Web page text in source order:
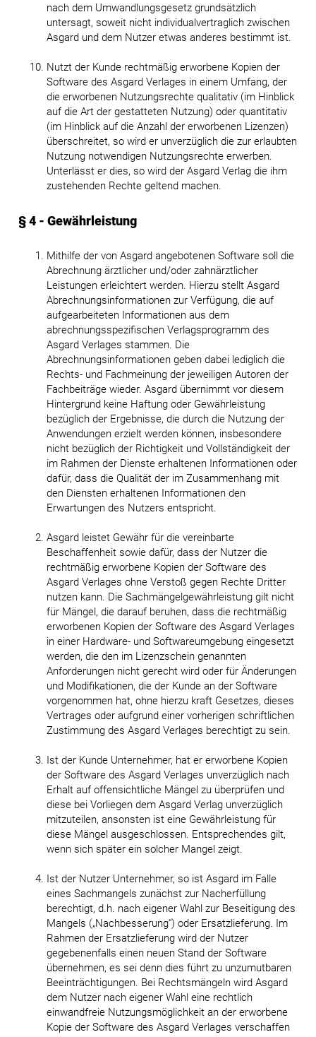
nach dem Umwandlungsgesetz grundsätzlich
untersagt, soweit nicht individualvertraglich zwischen
Asgard und dem Nutzer etwas anderes bestimmt ist.
Nutzt der Kunde rechtmäßig erworbene Kopien der
Software des Asgard Verlages in einem Umfang, der
die erworbenen Nutzungsrechte qualitativ (im Hinblick
auf die Art der gestatteten Nutzung) oder quantitativ
(im Hinblick auf die Anzahl der erworbenen Lizenzen)
überschreitet, so wird er unverzüglich die zur erlaubten
Nutzung notwendigen Nutzungsrechte erwerben.
Unterlässt er dies, so wird der Asgard Verlag die ihm
zustehenden Rechte geltend machen.
§ 4 - Gewährleistung
Mithilfe der von Asgard angebotenen Software soll die
Abrechnung ärztlicher und/oder zahnärztlicher
Leistungen erleichtert werden. Hierzu stellt Asgard
Abrechnungsinformationen zur Verfügung, die auf
aufgearbeiteten Informationen aus dem
abrechnungsspezifischen Verlagsprogramm des
Asgard Verlages stammen. Die
Abrechnungsinformationen geben dabei lediglich die
Rechts- und Fachmeinung der jeweiligen Autoren der
Fachbeiträge wieder. Asgard übernimmt vor diesem
Hintergrund keine Haftung oder Gewährleistung
bezüglich der Ergebnisse, die durch die Nutzung der
Anwendungen erzielt werden können, insbesondere
nicht bezüglich der Richtigkeit und Vollständigkeit der
im Rahmen der Dienste erhaltenen Informationen oder
dafür, dass die Qualität der im Zusammenhang mit
den Diensten erhaltenen Informationen den
Erwartungen des Nutzers entspricht.
Asgard leistet Gewähr für die vereinbarte
Beschaffenheit sowie dafür, dass der Nutzer die
rechtmäßig erworbene Kopien der Software des
Asgard Verlages ohne Verstoß gegen Rechte Dritter
nutzen kann. Die Sachmängelgewährleistung gilt nicht
für Mängel, die darauf beruhen, dass die rechtmäßig
erworbenen Kopien der Software des Asgard Verlages
in einer Hardware- und Softwareumgebung eingesetzt
werden, die den im Lizenzschein genannten
Anforderungen nicht gerecht wird oder für Änderungen
und Modifikationen, die der Kunde an der Software
vorgenommen hat, ohne hierzu kraft Gesetzes, dieses
Vertrages oder aufgrund einer vorherigen schriftlichen
Zustimmung des Asgard Verlages berechtigt zu sein.
Ist der Kunde Unternehmer, hat er erworbene Kopien
der Software des Asgard Verlages unverzüglich nach
Erhalt auf offensichtliche Mängel zu überprüfen und
diese bei Vorliegen dem Asgard Verlag unverzüglich
mitzuteilen, ansonsten ist eine Gewährleistung für
diese Mängel ausgeschlossen. Entsprechendes gilt,
wenn sich später ein solcher Mangel zeigt.
Ist der Nutzer Unternehmer, so ist Asgard im Falle
eines Sachmangels zunächst zur Nacherfüllung
berechtigt, d.h. nach eigener Wahl zur Beseitigung des
Mangels („Nachbesserung“) oder Ersatzlieferung. Im
Rahmen der Ersatzlieferung wird der Nutzer
gegebenenfalls einen neuen Stand der Software
übernehmen, es sei denn dies führt zu unzumutbaren
Beeinträchtigungen. Bei Rechtsmängeln wird Asgard
dem Nutzer nach eigener Wahl eine rechtlich
einwandfreie Nutzungsmöglichkeit an der erworbene
Kopie der Software des Asgard Verlages verschaffen